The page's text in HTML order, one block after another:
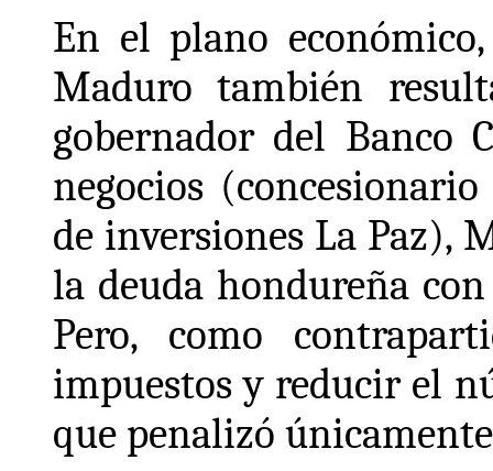
En el plano
Maduro también
gobernador del Banco
negocios
de inversiones La Paz),
la deuda hondureña
Pero, como
impuestos y reducir el
que penalizó